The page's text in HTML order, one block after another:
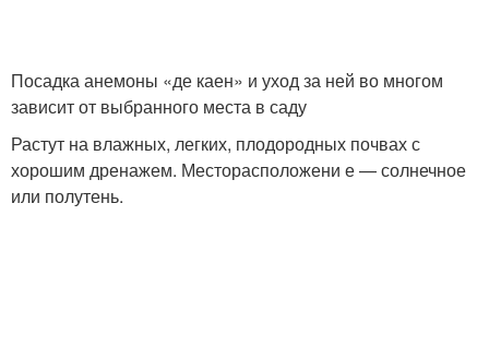
Посадка анемоны «де каен» и уход за ней во многом
зависит от выбранного места в саду
Растут на влажных, легких, плодородных почвах с
хорошим дренажем. Месторасположени е — солнечное
или полутень.